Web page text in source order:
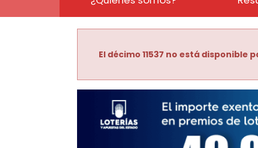
El décimo 11537 no está disponible